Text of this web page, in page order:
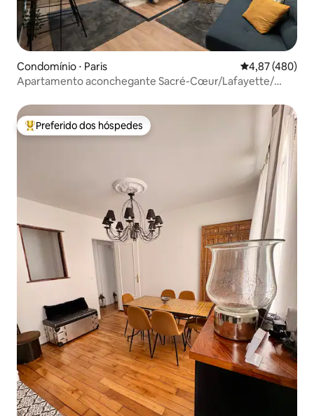
Condomínio ⋅ Paris 4,87 de uma
4,87 (480)
Apartamento aconchegante Sacré-Cœur/Lafayette/
Entre os melhores preferidos dos hóspedes
Preferido dos hóspedes